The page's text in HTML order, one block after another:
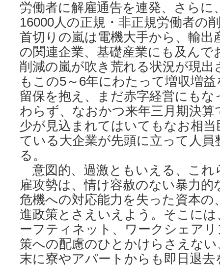
労働者に解雇通告を連発、さらに
16000人の正規・非正規労働者の
首切りの嵐は電機大手から、輸出
の関連企業、基礎産業にも及んで
削減の嵐が吹き荒れる状況が現
もこの5～6年にわたって増収増
留保を抱え、まだ赤字経営にも
わらず、なおかつ来年三月期決算
少が見込まれてはいてもなお相
ている大企業が先頭に立って人
る。
意図的、過激ともいえる、これ
雇攻勢は、情け容赦のない暴力的
危機への対応能力を失った資本の
進政策とさえいえよう。そこに
ーフティネット、ワークシェア
策への配慮のひとかけらさえな
末に寮やアパートからも即日退去